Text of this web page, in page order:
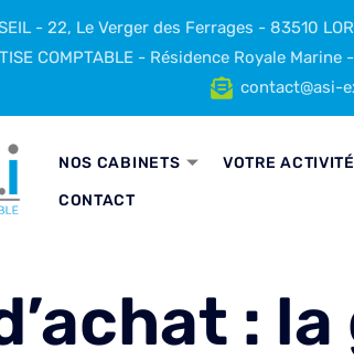
- 22, Le Verger des Ferrages - 83510
COMPTABLE - Résidence Royale
contact@asi-
NOS CABINETS VOTRE ACTIVITÉ
CONTACT
: